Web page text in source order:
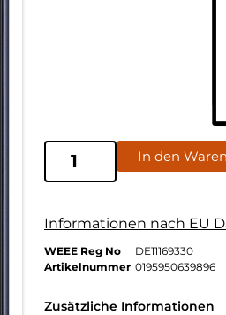
In den
Informationen nach EU
WEEE Reg No
DE11169330
Artikelnummer 0195950639896
Zusätzliche Informationen